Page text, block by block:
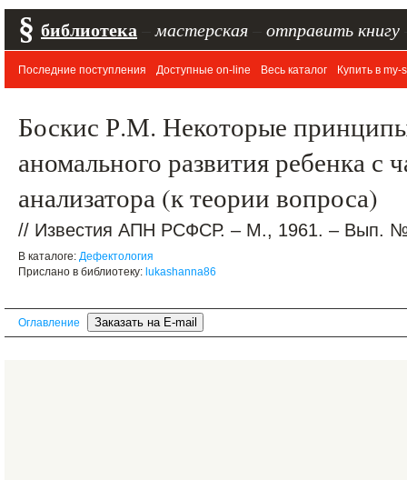
§ библиотека мастерская отправить книгу
Последние поступления Доступные on-line Весь каталог Купить в my-
Боскис Р.М. Некоторые
аномального развития ребенка
анализатора (к теории вопроса)
// Известия АПН РСФСР. – М., 1961. – Вып.
В каталоге: Дефектология
Прислано в библиотеку: lukashanna86
Оглавление